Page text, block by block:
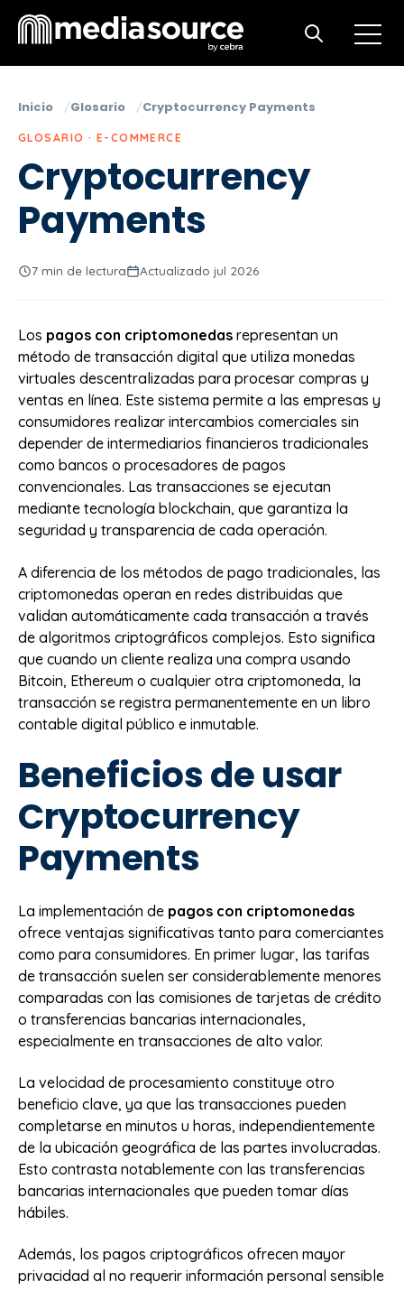
Open
Open search
Inicio Glosario Cryptocurrency Payments
GLOSARIO · E-COMMERCE
Cryptocurrency
Payments
7 min de lectura Actualizado jul 2026
Los pagos con criptomonedas representan un
método de transacción digital que utiliza monedas
virtuales descentralizadas para procesar compras y
ventas en línea. Este sistema permite a las empresas y
consumidores realizar intercambios comerciales sin
depender de intermediarios financieros tradicionales
como bancos o procesadores de pagos
convencionales. Las transacciones se ejecutan
mediante tecnología blockchain, que garantiza la
seguridad y transparencia de cada operación.
A diferencia de los métodos de pago tradicionales, las
criptomonedas operan en redes distribuidas que
validan automáticamente cada transacción a través
de algoritmos criptográficos complejos. Esto significa
que cuando un cliente realiza una compra usando
Bitcoin, Ethereum o cualquier otra criptomoneda, la
transacción se registra permanentemente en un libro
contable digital público e inmutable.
Beneficios de usar
Cryptocurrency
Payments
La implementación de pagos con criptomonedas
ofrece ventajas significativas tanto para comerciantes
como para consumidores. En primer lugar, las tarifas
de transacción suelen ser considerablemente menores
comparadas con las comisiones de tarjetas de crédito
o transferencias bancarias internacionales,
especialmente en transacciones de alto valor.
La velocidad de procesamiento constituye otro
beneficio clave, ya que las transacciones pueden
completarse en minutos u horas, independientemente
de la ubicación geográfica de las partes involucradas.
Esto contrasta notablemente con las transferencias
bancarias internacionales que pueden tomar días
hábiles.
Además, los pagos criptográficos ofrecen mayor
privacidad al no requerir información personal sensible